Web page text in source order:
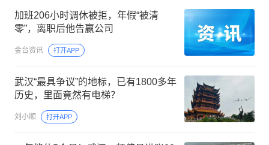
加班206小时调休被拒，年假“被清
零”，离职后他告赢公司
金台资讯 打开APP
武汉“最具争议”的地标，已有1800多年
历史，里面竟然有电梯？
刘小顺 打开APP